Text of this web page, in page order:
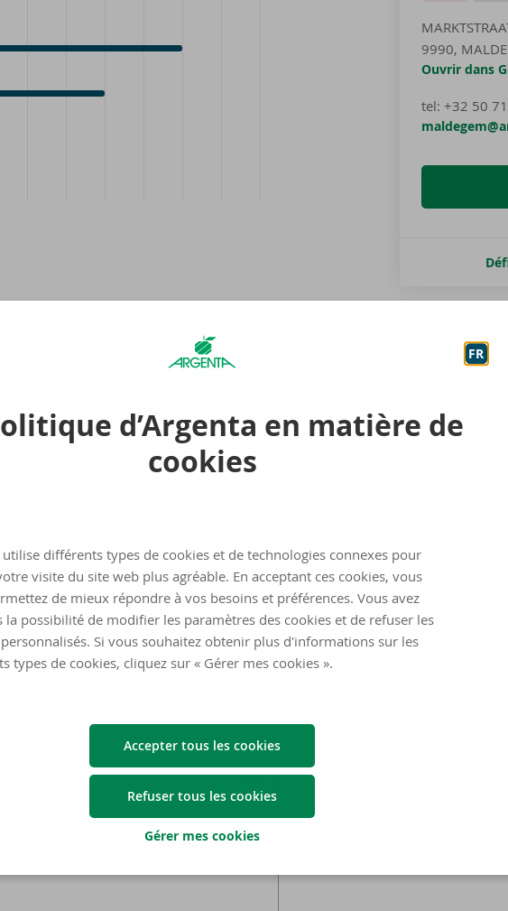
FR
d’Argenta en matière de
cookies
différents types de cookies et de technologies connexes pour
visite du site web plus agréable. En acceptant ces cookies, vous
de mieux répondre à vos besoins et préférences. Vous avez
la possibilité de modifier les paramètres des cookies et de refuser les
Si vous souhaitez obtenir plus d'informations sur les
types de cookies, cliquez sur « Gérer mes cookies ».
Accepter tous les cookies
Refuser tous les cookies
Gérer mes cookies
9990,
Ouvrir dans
tel: +32 50
Numéro